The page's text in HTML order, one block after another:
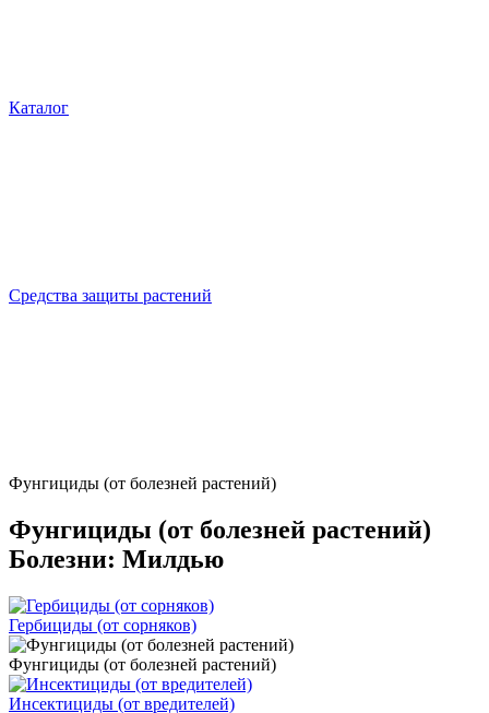
Каталог
Средства защиты растений
Фунгициды (от болезней растений)
Фунгициды (от болезней растений)
Болезни: Милдью
Гербициды (от сорняков)
Фунгициды (от болезней растений)
Инсектициды (от вредителей)